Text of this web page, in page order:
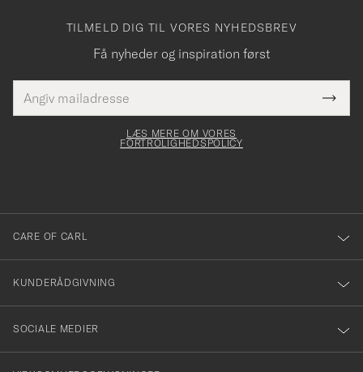
TILMELD DIG TIL VORES NYHEDSBREV
Få nyheder og inspiration først
mailadresse
skal
Tack
för
dig
till
vårt
nyhetsbrev!
LÆS MERE OM VORES
FORTROLIGHEDSPOLICY
CARE OF CARL
KUNDERÅDGIVNING
SOCIALE MEDIER